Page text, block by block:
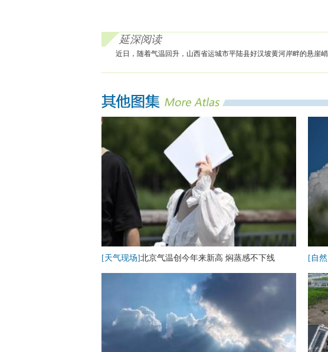
延深阅读
近日，随着气温回升，山西省运城市平陆县好汉坡黄河岸畔的悬崖
[天气现场]北京气温创今年来新高 焖蒸感不下线 [自